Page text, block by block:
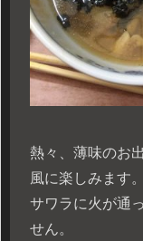
熱々、薄味のお
風に楽しみます。
サワラに火が通
せん。